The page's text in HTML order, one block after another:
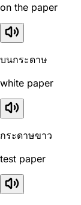
on the paper
บนกระดาษ
white paper
กระดาษขาว
test paper